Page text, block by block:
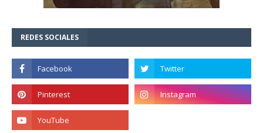
REDES SOCIALES